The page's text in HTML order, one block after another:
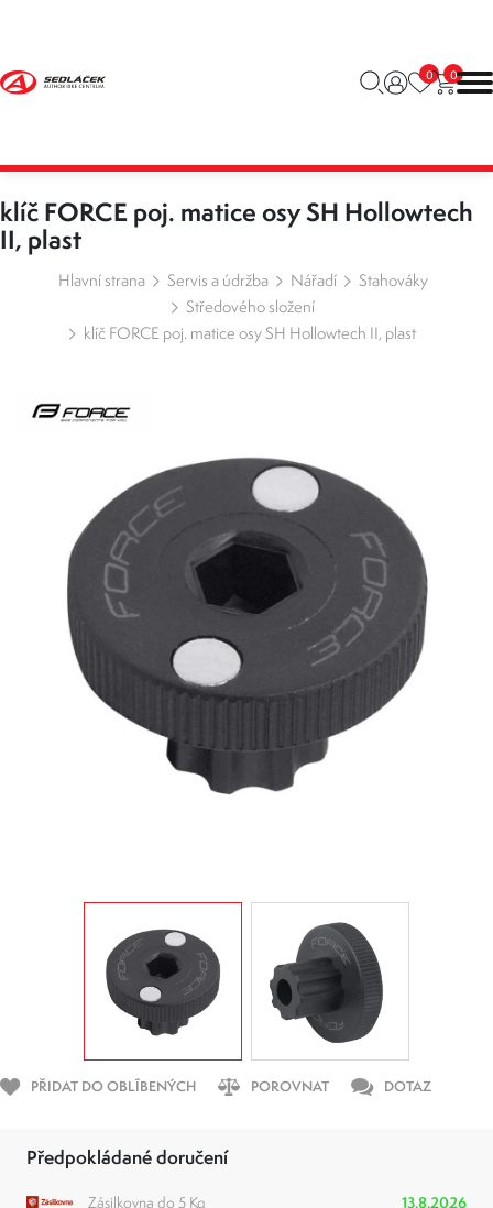
0 0
klíč FORCE poj. matice osy SH Hollowtech
II, plast
Hlavní strana Servis a údržba Nářadí
Stahováky
Středového složení
klíč FORCE poj. matice osy SH Hollowtech II, plast
PŘIDAT DO OBLÍBENÝCH POROVNAT DOTAZ
Předpokládané doručení
Zásilkovna do 5 Kg
13.8.2026